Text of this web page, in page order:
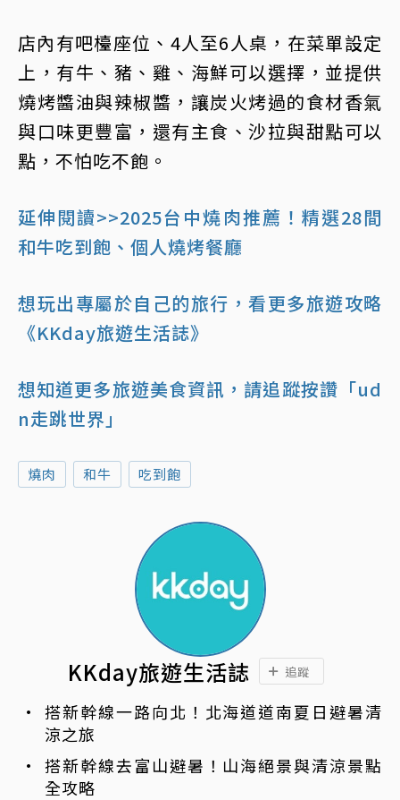
店內有吧檯座位、4人至6人桌，在菜單設定
上，有牛、豬、雞、海鮮可以選擇，並提供
燒烤醬油與辣椒醬，讓炭火烤過的食材香氣
與口味更豐富，還有主食、沙拉與甜點可以
點，不怕吃不飽。
延伸閱讀>>2025台中燒肉推薦！精選28間
和牛吃到飽、個人燒烤餐廳
想玩出專屬於自己的旅行，看更多旅遊攻略
《KKday旅遊生活誌》
想知道更多旅遊美食資訊，請追蹤按讚「ud
n走跳世界」
燒肉 和牛 吃到飽
KKday旅遊生活誌 追蹤
搭新幹線一路向北！北海道道南夏日避暑清
涼之旅
搭新幹線去富山避暑！山海絕景與清涼景點
全攻略